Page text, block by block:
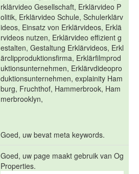
rklärvideo Gesellschaft, Erklärvideo P
olitik, Erklärvideo Schule, Schulerklärv
ideos, Einsatz von Erklärvideos, Erklä
rvideos nutzen, Erklärvideo effizient g
estalten, Gestaltung Erklärvideos, Erkl
ärclipproduktionsfirma, Erklärfilmprod
uktionsunternehmen, Erklärvdideopro
duktionsunternehmen, explainity Ham
burg, Fruchthof, Hammerbrook, Ham
merbrooklyn,
Goed, uw bevat meta keywords.
Goed, uw page maakt gebruik van Og
Properties.